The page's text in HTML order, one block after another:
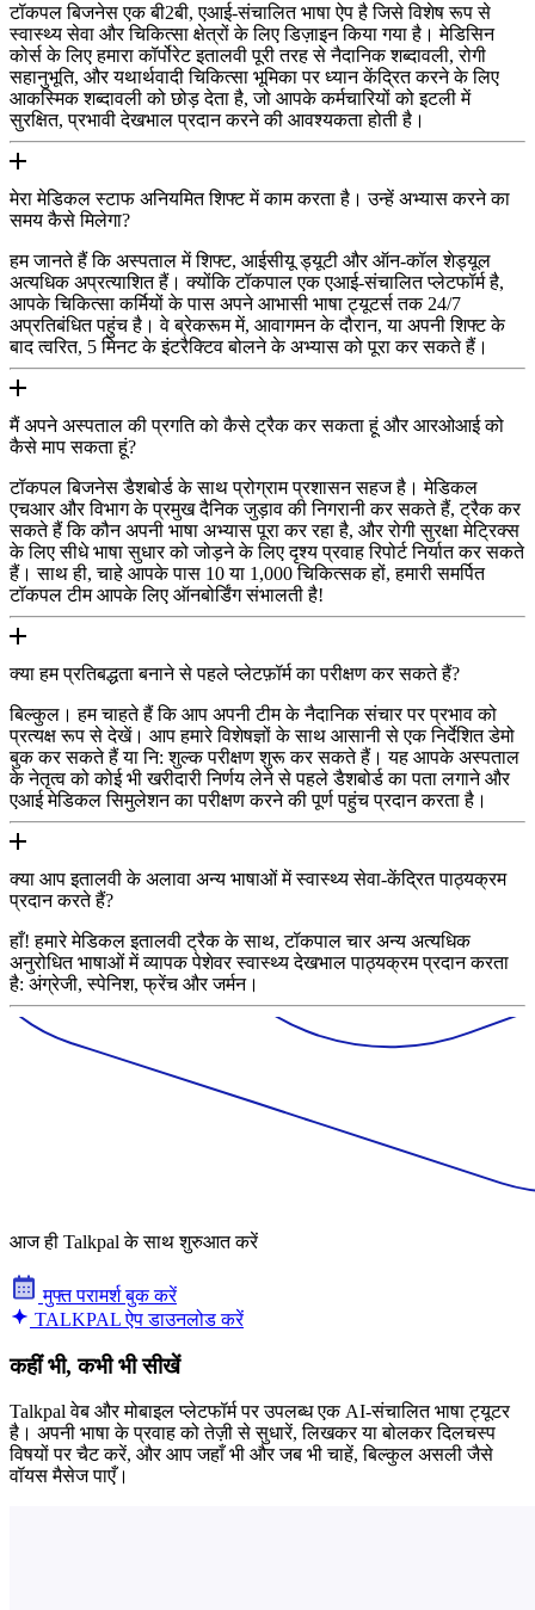
टॉकपल बिजनेस एक बी2बी, एआई-संचालित भाषा ऐप है जिसे विशेष रूप से
स्वास्थ्य सेवा और चिकित्सा क्षेत्रों के लिए डिज़ाइन किया गया है। मेडिसिन
कोर्स के लिए हमारा कॉर्पोरेट इतालवी पूरी तरह से नैदानिक शब्दावली, रोगी
सहानुभूति, और यथार्थवादी चिकित्सा भूमिका पर ध्यान केंद्रित करने के लिए
आकस्मिक शब्दावली को छोड़ देता है, जो आपके कर्मचारियों को इटली में
सुरक्षित, प्रभावी देखभाल प्रदान करने की आवश्यकता होती है।
मेरा मेडिकल स्टाफ अनियमित शिफ्ट में काम करता है। उन्हें अभ्यास करने का
समय कैसे मिलेगा?
हम जानते हैं कि अस्पताल में शिफ्ट, आईसीयू ड्यूटी और ऑन-कॉल शेड्यूल
अत्यधिक अप्रत्याशित हैं। क्योंकि टॉकपाल एक एआई-संचालित प्लेटफॉर्म है,
आपके चिकित्सा कर्मियों के पास अपने आभासी भाषा ट्यूटर्स तक 24/7
अप्रतिबंधित पहुंच है। वे ब्रेकरूम में, आवागमन के दौरान, या अपनी शिफ्ट के
बाद त्वरित, 5 मिनट के इंटरैक्टिव बोलने के अभ्यास को पूरा कर सकते हैं।
मैं अपने अस्पताल की प्रगति को कैसे ट्रैक कर सकता हूं और आरओआई को
कैसे माप सकता हूं?
टॉकपल बिजनेस डैशबोर्ड के साथ प्रोग्राम प्रशासन सहज है। मेडिकल
एचआर और विभाग के प्रमुख दैनिक जुड़ाव की निगरानी कर सकते हैं, ट्रैक कर
सकते हैं कि कौन अपनी भाषा अभ्यास पूरा कर रहा है, और रोगी सुरक्षा मेट्रिक्स
के लिए सीधे भाषा सुधार को जोड़ने के लिए दृश्य प्रवाह रिपोर्ट निर्यात कर सकते
हैं। साथ ही, चाहे आपके पास 10 या 1,000 चिकित्सक हों, हमारी समर्पित
टॉकपल टीम आपके लिए ऑनबोर्डिंग संभालती है!
क्या हम प्रतिबद्धता बनाने से पहले प्लेटफ़ॉर्म का परीक्षण कर सकते हैं?
बिल्कुल। हम चाहते हैं कि आप अपनी टीम के नैदानिक संचार पर प्रभाव को
प्रत्यक्ष रूप से देखें। आप हमारे विशेषज्ञों के साथ आसानी से एक निर्देशित डेमो
बुक कर सकते हैं या नि: शुल्क परीक्षण शुरू कर सकते हैं। यह आपके अस्पताल
के नेतृत्व को कोई भी खरीदारी निर्णय लेने से पहले डैशबोर्ड का पता लगाने और
एआई मेडिकल सिमुलेशन का परीक्षण करने की पूर्ण पहुंच प्रदान करता है।
क्या आप इतालवी के अलावा अन्य भाषाओं में स्वास्थ्य सेवा-केंद्रित पाठ्यक्रम
प्रदान करते हैं?
हाँ! हमारे मेडिकल इतालवी ट्रैक के साथ, टॉकपाल चार अन्य अत्यधिक
अनुरोधित भाषाओं में व्यापक पेशेवर स्वास्थ्य देखभाल पाठ्यक्रम प्रदान करता
है: अंग्रेजी, स्पेनिश, फ्रेंच और जर्मन।
आज ही Talkpal के साथ शुरुआत करें
मुफ्त परामर्श बुक करें
TALKPAL ऐप डाउनलोड करें
कहीं भी, कभी भी सीखें
Talkpal वेब और मोबाइल प्लेटफॉर्म पर उपलब्ध एक AI-संचालित भाषा ट्यूटर
है। अपनी भाषा के प्रवाह को तेज़ी से सुधारें, लिखकर या बोलकर दिलचस्प
विषयों पर चैट करें, और आप जहाँ भी और जब भी चाहें, बिल्कुल असली जैसे
वॉयस मैसेज पाएँ।